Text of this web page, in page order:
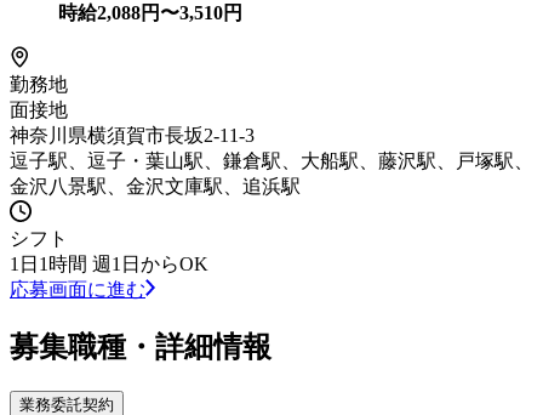
時給2,088円〜3,510円
勤務地
面接地
神奈川県横須賀市長坂2-11-3
逗子駅、逗子・葉山駅、鎌倉駅、大船駅、藤沢駅、戸塚駅、
金沢八景駅、金沢文庫駅、追浜駅
シフト
1日1時間 週1日からOK
応募画面に進む
募集職種・詳細情報
業務委託契約